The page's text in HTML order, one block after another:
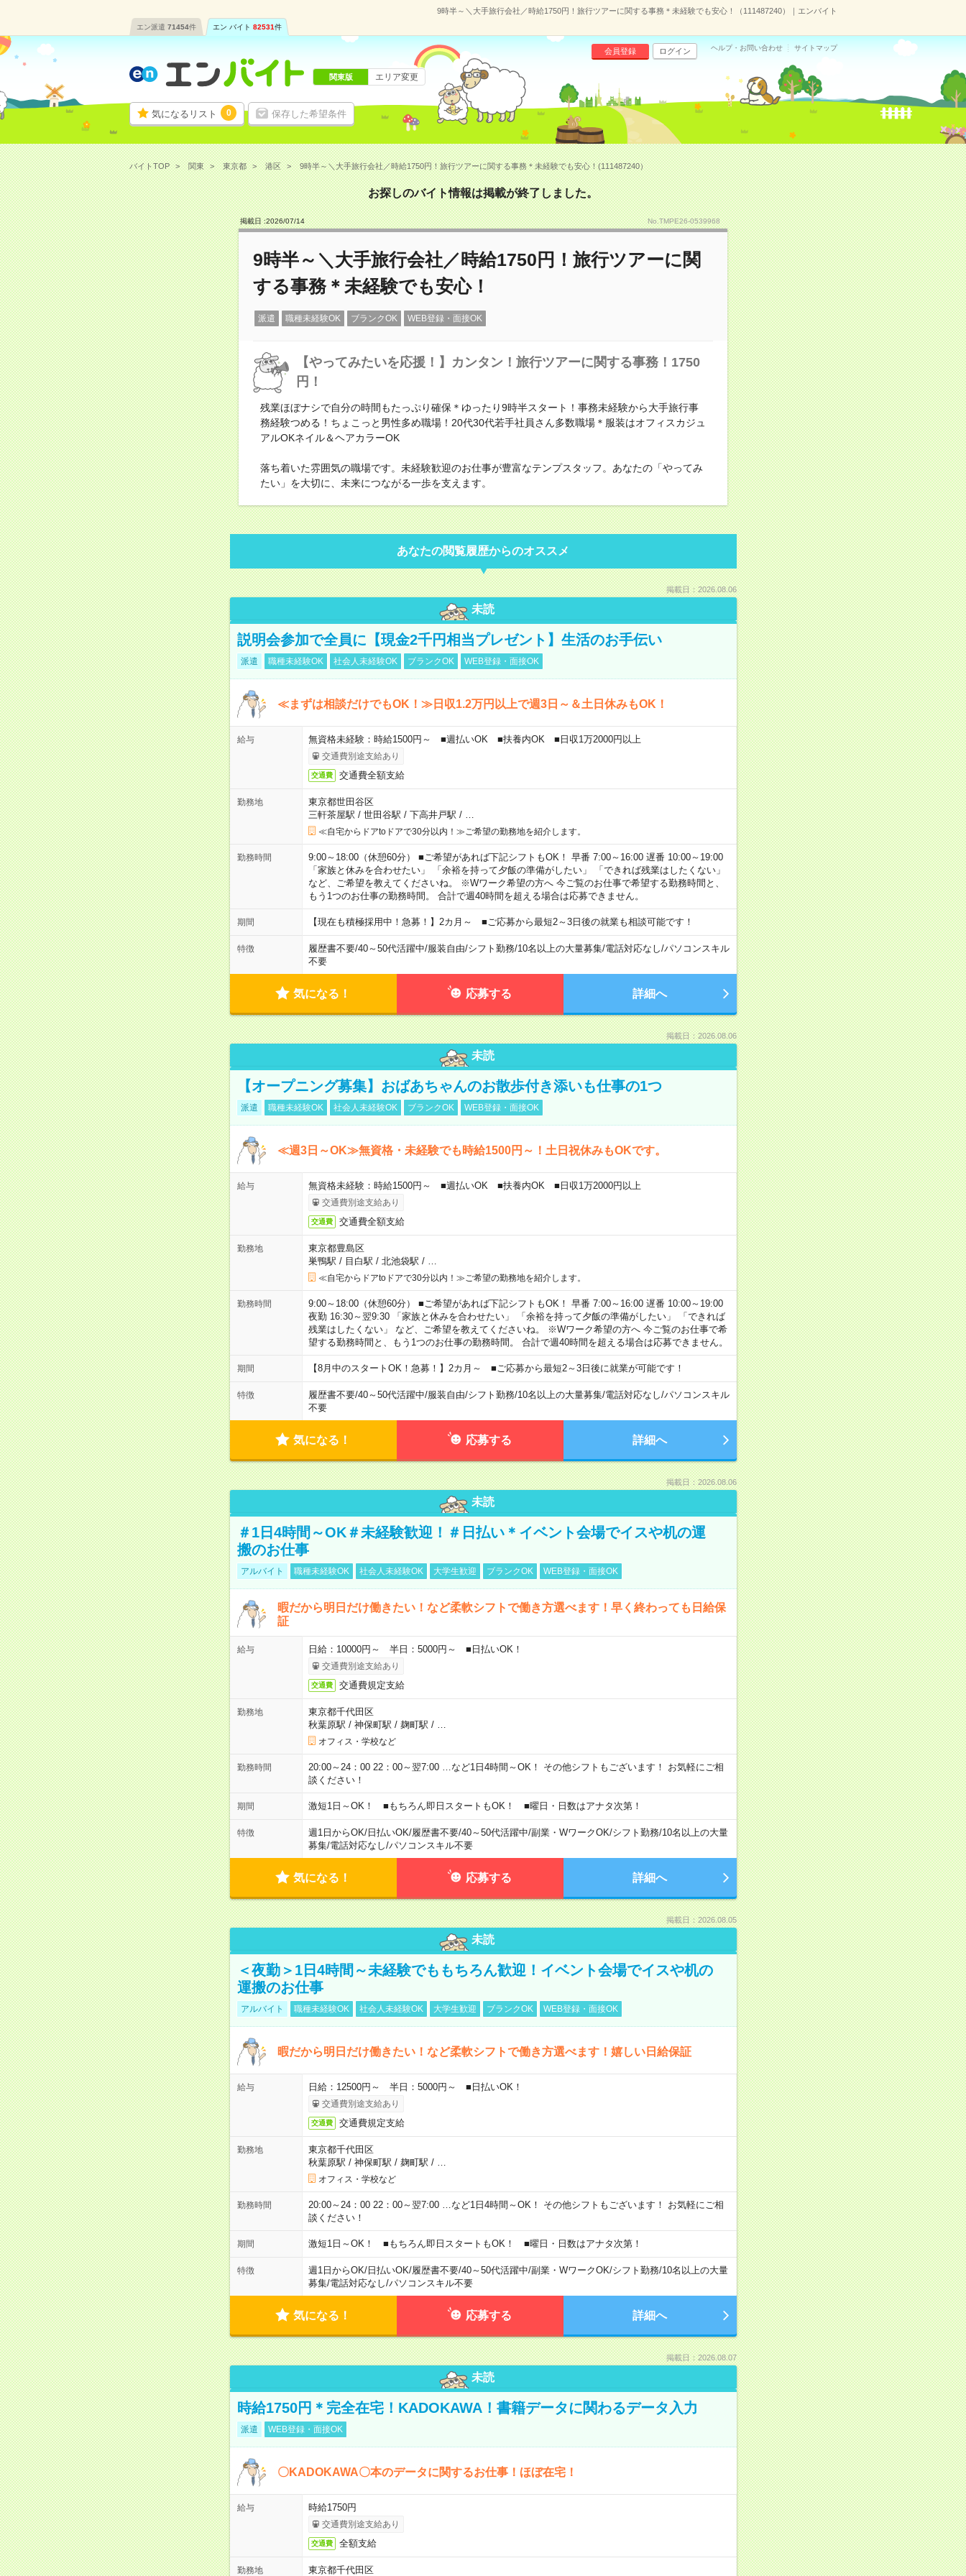
9時半～＼大手旅行会社／時給1750円！旅行ツアーに関する事務＊未経験でも安心！（111487240）｜エンバイト
エン派遣 71454件 エン バイト 82531件
気になるリスト 0 保存した希望条件
会員登録 ログイン ヘルプ・お問い合わせ サイトマップ
関東版 エリア変更
バイトTOP 関東 東京都 港区 9時半～＼大手旅行会社／時給1750円！旅行ツアーに関する事務＊未経験でも安心！(111487240）
お探しのバイト情報は掲載が終了しました。
掲載日 :2026/07/14 No.TMPE26-0539968
9時半～＼大手旅行会社／時給1750円！旅行ツアーに関
する事務＊未経験でも安心！
派遣 職種未経験OK ブランクOK WEB登録・面接OK
【やってみたいを応援！】カンタン！旅行ツアーに関する事務！1750
円！
残業ほぼナシで自分の時間もたっぷり確保＊ゆったり9時半スタート！事務未経験から大手旅行事
務経験つめる！ちょこっと男性多め職場！20代30代若手社員さん多数職場＊服装はオフィスカジュ
アルOKネイル＆ヘアカラーOK
落ち着いた雰囲気の職場です。未経験歓迎のお仕事が豊富なテンプスタッフ。あなたの「やってみ
たい」を大切に、未来につながる一歩を支えます。
あなたの閲覧履歴からのオススメ
掲載日：2026.08.06
未読
説明会参加で全員に【現金2千円相当プレゼント】生活のお手伝い
派遣 職種未経験OK 社会人未経験OK ブランクOK WEB登録・面接OK
≪まずは相談だけでもOK！≫日収1.2万円以上で週3日～＆土日休みもOK！
給与 無資格未経験：時給1500円～ ■週払いOK ■扶養内OK ■日収1万2000円以上
交通費別途支給あり
交通費 交通費全額支給
勤務地
東京都世田谷区
三軒茶屋駅 / 世田谷駅 / 下高井戸駅 /
≪自宅からドアtoドアで30分以内！≫ご希望の勤務地を紹介します。
勤務時間
9:00～18:00（休憩60分） ■ご希望があれば下記シフトもOK！ 早番 7:00～16:00 遅番 10:00～19:00
「家族と休みを合わせたい」 「余裕を持って夕飯の準備がしたい」 「できれば残業はしたくない」
など、ご希望を教えてくださいね。 ※Wワーク希望の方へ 今ご覧のお仕事で希望する勤務時間と、
もう1つのお仕事の勤務時間。 合計で週40時間を超える場合は応募できません。
期間 【現在も積極採用中！急募！】2カ月～ ■ご応募から最短2～3日後の就業も相談可能です！
特徴 履歴書不要/40～50代活躍中/服装自由/シフト勤務/10名以上の大量募集/電話対応なし/パソコンスキル
不要
気になる！ 応募する 詳細へ
掲載日：2026.08.06
未読
【オープニング募集】おばあちゃんのお散歩付き添いも仕事の1つ
派遣 職種未経験OK 社会人未経験OK ブランクOK WEB登録・面接OK
≪週3日～OK≫無資格・未経験でも時給1500円～！土日祝休みもOKです。
給与 無資格未経験：時給1500円～ ■週払いOK ■扶養内OK ■日収1万2000円以上
交通費別途支給あり
交通費 交通費全額支給
勤務地
東京都豊島区
巣鴨駅 / 目白駅 / 北池袋駅 /
≪自宅からドアtoドアで30分以内！≫ご希望の勤務地を紹介します。
勤務時間
9:00～18:00（休憩60分） ■ご希望があれば下記シフトもOK！ 早番 7:00～16:00 遅番 10:00～19:00
夜勤 16:30～翌9:30 「家族と休みを合わせたい」 「余裕を持って夕飯の準備がしたい」 「できれば
残業はしたくない」 など、ご希望を教えてくださいね。 ※Wワーク希望の方へ 今ご覧のお仕事で希
望する勤務時間と、もう1つのお仕事の勤務時間。 合計で週40時間を超える場合は応募できません。
期間 【8月中のスタートOK！急募！】2カ月～ ■ご応募から最短2～3日後に就業が可能です！
特徴 履歴書不要/40～50代活躍中/服装自由/シフト勤務/10名以上の大量募集/電話対応なし/パソコンスキル
不要
気になる！ 応募する 詳細へ
掲載日：2026.08.06
未読
＃1日4時間～OK＃未経験歓迎！＃日払い＊イベント会場でイスや机の運
搬のお仕事
アルバイト 職種未経験OK 社会人未経験OK 大学生歓迎 ブランクOK WEB登録・面接OK
暇だから明日だけ働きたい！など柔軟シフトで働き方選べます！早く終わっても日給保
証
給与 日給：10000円～ 半日：5000円～ ■日払いOK！
交通費別途支給あり
交通費 交通費規定支給
勤務地
東京都千代田区
秋葉原駅 / 神保町駅 / 麹町駅 /
オフィス・学校など
勤務時間
20:00～24：00 22：00～翌7:00 …など1日4時間～OK！ その他シフトもございます！ お気軽にご相
談ください！
期間 激短1日～OK！ ■もちろん即日スタートもOK！ ■曜日・日数はアナタ次第！
特徴 週1日からOK/日払いOK/履歴書不要/40～50代活躍中/副業・WワークOK/シフト勤務/10名以上の大量
募集/電話対応なし/パソコンスキル不要
気になる！ 応募する 詳細へ
掲載日：2026.08.05
未読
＜夜勤＞1日4時間～未経験でももちろん歓迎！イベント会場でイスや机の
運搬のお仕事
アルバイト 職種未経験OK 社会人未経験OK 大学生歓迎 ブランクOK WEB登録・面接OK
暇だから明日だけ働きたい！など柔軟シフトで働き方選べます！嬉しい日給保証
給与 日給：12500円～ 半日：5000円～ ■日払いOK！
交通費別途支給あり
交通費 交通費規定支給
勤務地
東京都千代田区
秋葉原駅 / 神保町駅 / 麹町駅 /
オフィス・学校など
勤務時間
20:00～24：00 22：00～翌7:00 …など1日4時間～OK！ その他シフトもございます！ お気軽にご相
談ください！
期間 激短1日～OK！ ■もちろん即日スタートもOK！ ■曜日・日数はアナタ次第！
特徴 週1日からOK/日払いOK/履歴書不要/40～50代活躍中/副業・WワークOK/シフト勤務/10名以上の大量
募集/電話対応なし/パソコンスキル不要
気になる！ 応募する 詳細へ
掲載日：2026.08.07
未読
時給1750円＊完全在宅！KADOKAWA！書籍データに関わるデータ入力
派遣 WEB登録・面接OK
〇KADOKAWA〇本のデータに関するお仕事！ほぼ在宅！
給与 時給1750円
交通費別途支給あり
交通費 全額支給
勤務地 東京都千代田区